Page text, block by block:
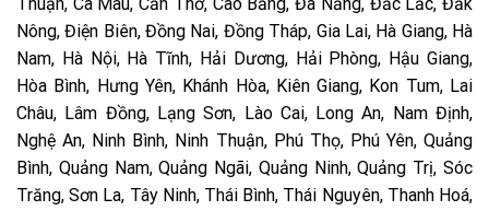
Thuận, Cà Mau, Cần Thơ, Cao Bằng, Đà Nẵng, Đắc Lắc, Đắk
Nông, Điện Biên, Đồng Nai, Đồng Tháp, Gia Lai, Hà Giang, Hà
Nam, Hà Nội, Hà Tĩnh, Hải Dương, Hải Phòng, Hậu Giang,
Hòa Bình, Hưng Yên, Khánh Hòa, Kiên Giang, Kon Tum, Lai
Châu, Lâm Đồng, Lạng Sơn, Lào Cai, Long An, Nam Định,
Nghệ An, Ninh Bình, Ninh Thuận, Phú Thọ, Phú Yên, Quảng
Bình, Quảng Nam, Quảng Ngãi, Quảng Ninh, Quảng Trị, Sóc
Trăng, Sơn La, Tây Ninh, Thái Bình, Thái Nguyên, Thanh Hoá,